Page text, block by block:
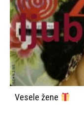
Vesele žene